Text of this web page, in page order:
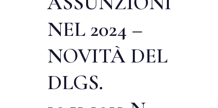
NEL 2024 –
NOVITÀ DEL
DLGS.